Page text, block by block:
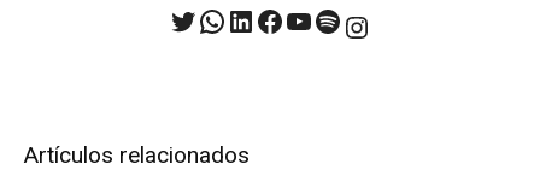
Twitter
WhatsApp
LinkedIn
Facebook
YouTube
Spotify
Instagram
Artículos relacionados